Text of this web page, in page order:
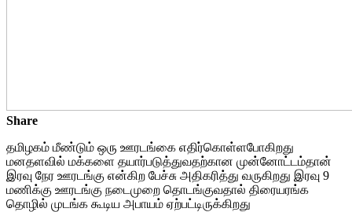
Share
தமிழகம் மீண்டும் ஒரு ஊரடங்கை எதிர்கொள்ளபோகிறது
மனதளவில் மக்களை தயார்படுத்துவதற்கான முன்னோட்டம்தான்
இரவு நேர ஊரடங்கு என்கிற பேச்சு அதிகரித்து வருகிறது இரவு 9
மணிக்கு ஊரடங்கு நடைமுறை தொடங்குவதால் திரையரங்க
தொழில் முடங்க கூடிய அபாயம் ஏற்பட்டிருக்கிறது